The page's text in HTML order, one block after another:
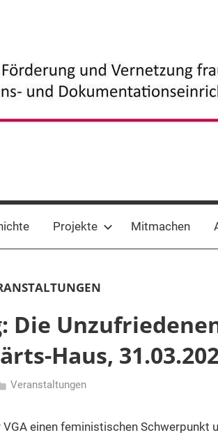
Projekte Mitmachen
Die
Haus,
Gerhalter
Veranstaltungen
einen feministischen Schwerpunkt